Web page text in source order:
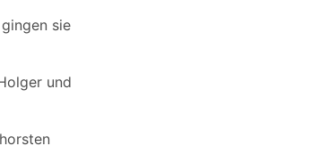
sie
und